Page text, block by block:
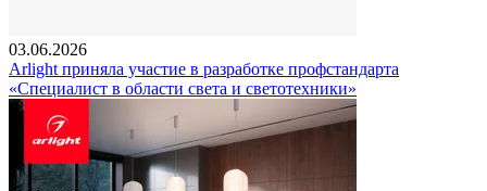
03.06.2026
Arlight приняла участие в разработке профстандарта
«Специалист в области света и светотехники»